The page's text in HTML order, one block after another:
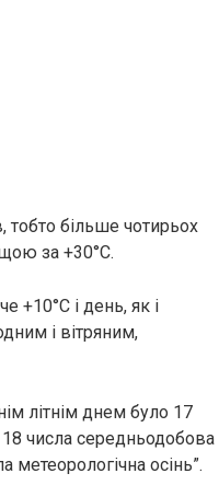
тобто більше чотирьох
за +30°С.
+10°С і день, як і
і вітряним,
літнім днем було 17
числа середньодобова
осінь”.